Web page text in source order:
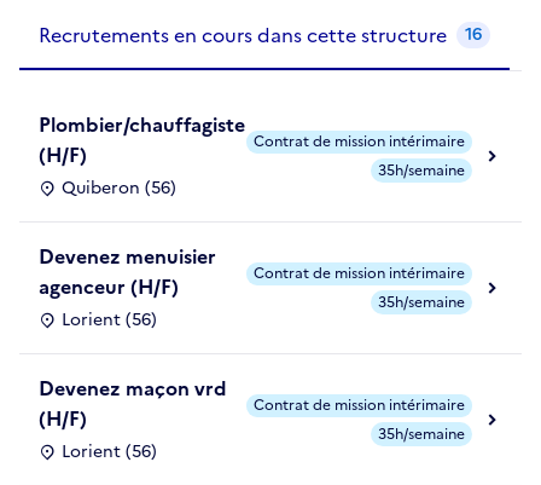
Recrutements en cours dans cette structure 16
Plombier/chauffagiste
(H/F)
Quiberon (56)
Contrat de mission intérimaire
35h/semaine
Devenez menuisier
agenceur (H/F)
Lorient (56)
Contrat de mission intérimaire
35h/semaine
Devenez maçon vrd
(H/F)
Lorient (56)
Contrat de mission intérimaire
35h/semaine